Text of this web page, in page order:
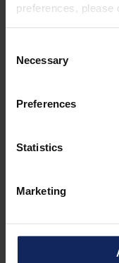
preferences, please
Selection
Necessary
Preferences
Statistics
Marketing